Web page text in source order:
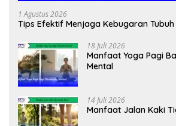
1 Agustus 2026
Tips Efektif Menjaga Kebugaran
18 Juli 2026
Manfaat Yoga Pagi
Mental
14 Juli 2026
Manfaat Jalan Kaki